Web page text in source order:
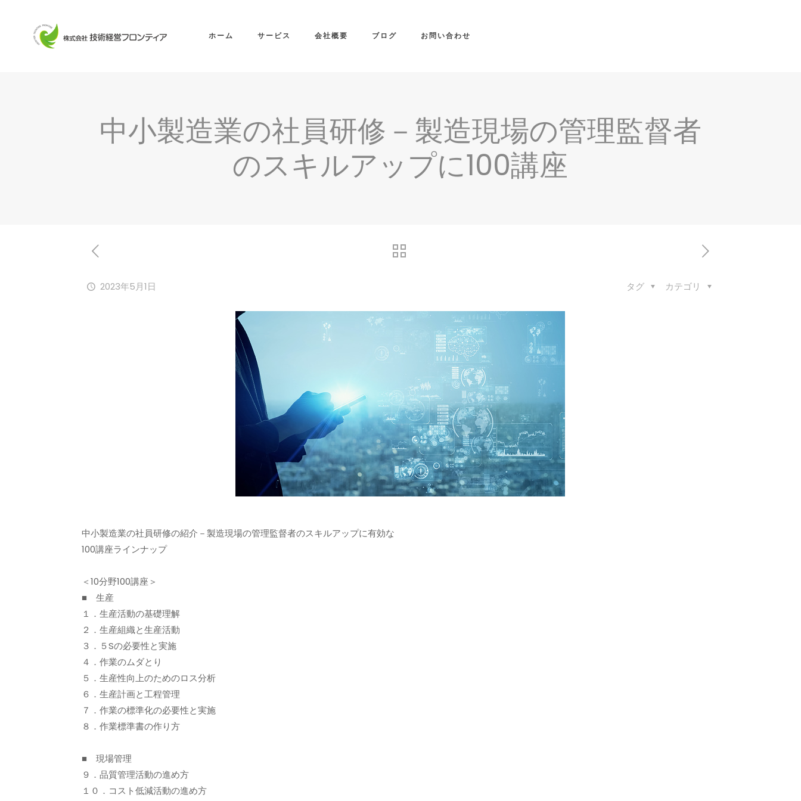
ホーム サービス 会社概要 ブログ お問い合わせ
中小製造業の社員研修－製造現場の管理監督者
のスキルアップに100講座
2023年5月1日 カテゴリ
タグ
中小製造業の社員研修の紹介－製造現場の管理監督者のスキルアップに有効な
100講座ラインナップ
＜10分野100講座＞
■ 生産
１．生産活動の基礎理解
２．生産組織と生産活動
３．５Sの必要性と実施
４．作業のムダとり
５．生産性向上のためのロス分析
６．生産計画と工程管理
７．作業の標準化の必要性と実施
８．作業標準書の作り方
■ 現場管理
９．品質管理活動の進め方
１０．コスト低減活動の進め方